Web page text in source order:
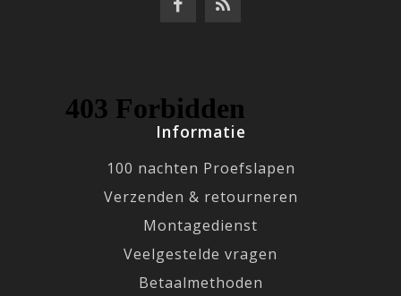
Informatie
100 nachten Proefslapen
Verzenden & retourneren
Montagedienst
Veelgestelde vragen
Betaalmethoden